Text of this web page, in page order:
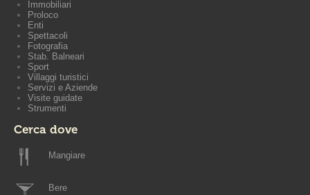
Immobiliari
Proloco
Enti
Spettacoli
Fotografia
Stab. Balneari
Sport
Villaggi turistici
Servizi e Aziende
Visite guidate
Strumenti
Cerca dove
Mangiare
Bere